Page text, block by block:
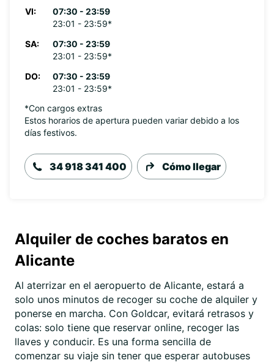
VI:
07:30 - 23:59
23:01 - 23:59*
SA:
07:30 - 23:59
23:01 - 23:59*
DO:
07:30 - 23:59
23:01 - 23:59*
*Con cargos extras
Estos horarios de apertura pueden variar debido a los
días festivos.
34 918 341 400 Cómo llegar
Alquiler de coches baratos en
Alicante
Al aterrizar en el aeropuerto de Alicante, estará a
solo unos minutos de recoger su coche de alquiler y
ponerse en marcha. Con Goldcar, evitará retrasos y
colas: solo tiene que reservar online, recoger las
llaves y conducir. Es una forma sencilla de
comenzar su viaje sin tener que esperar autobuses